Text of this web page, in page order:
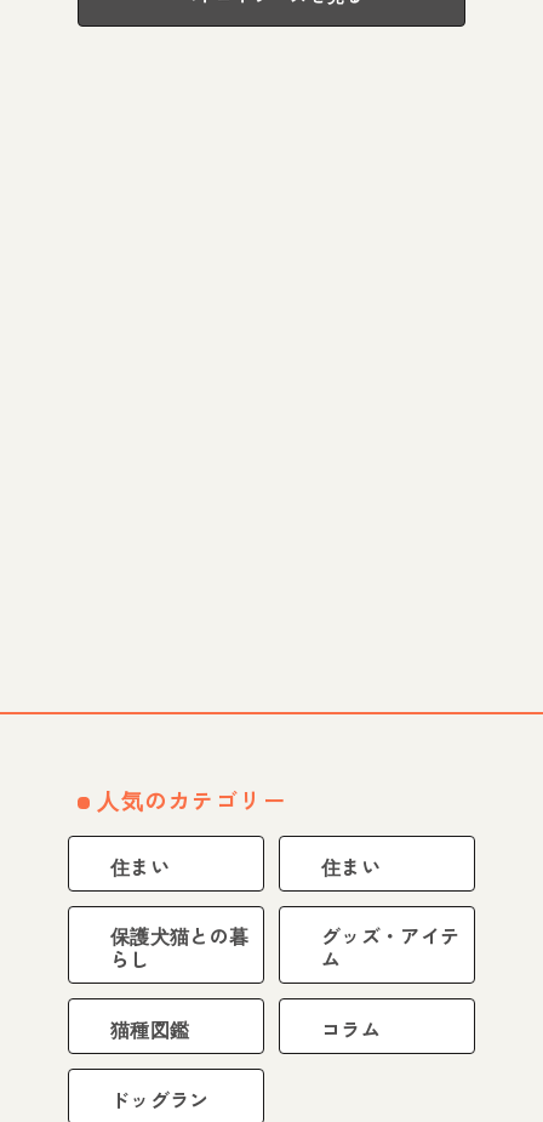
人気のカテゴリー
住まい 住まい
保護犬猫との暮
らし
グッズ・アイテ
ム
猫種図鑑 コラム
ドッグラン